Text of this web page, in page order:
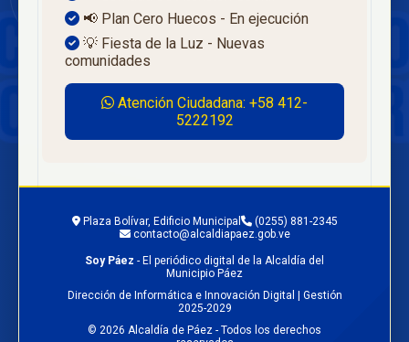
📢 Plan Cero Huecos - En ejecución
💡 Fiesta de la Luz - Nuevas
comunidades
Atención Ciudadana: +58 412-
5222192
Plaza Bolívar, Edificio Municipal
(0255) 881-2345
contacto@alcaldiapaez.gob.ve
Soy Páez - El periódico digital de la Alcaldía del
Municipio Páez
Dirección de Informática e Innovación Digital | Gestión
2025-2029
© 2026 Alcaldía de Páez - Todos los derechos